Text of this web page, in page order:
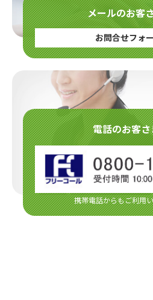
メールのお客
お問合せフォ
電話のお客さ
携帯電話からもご利用